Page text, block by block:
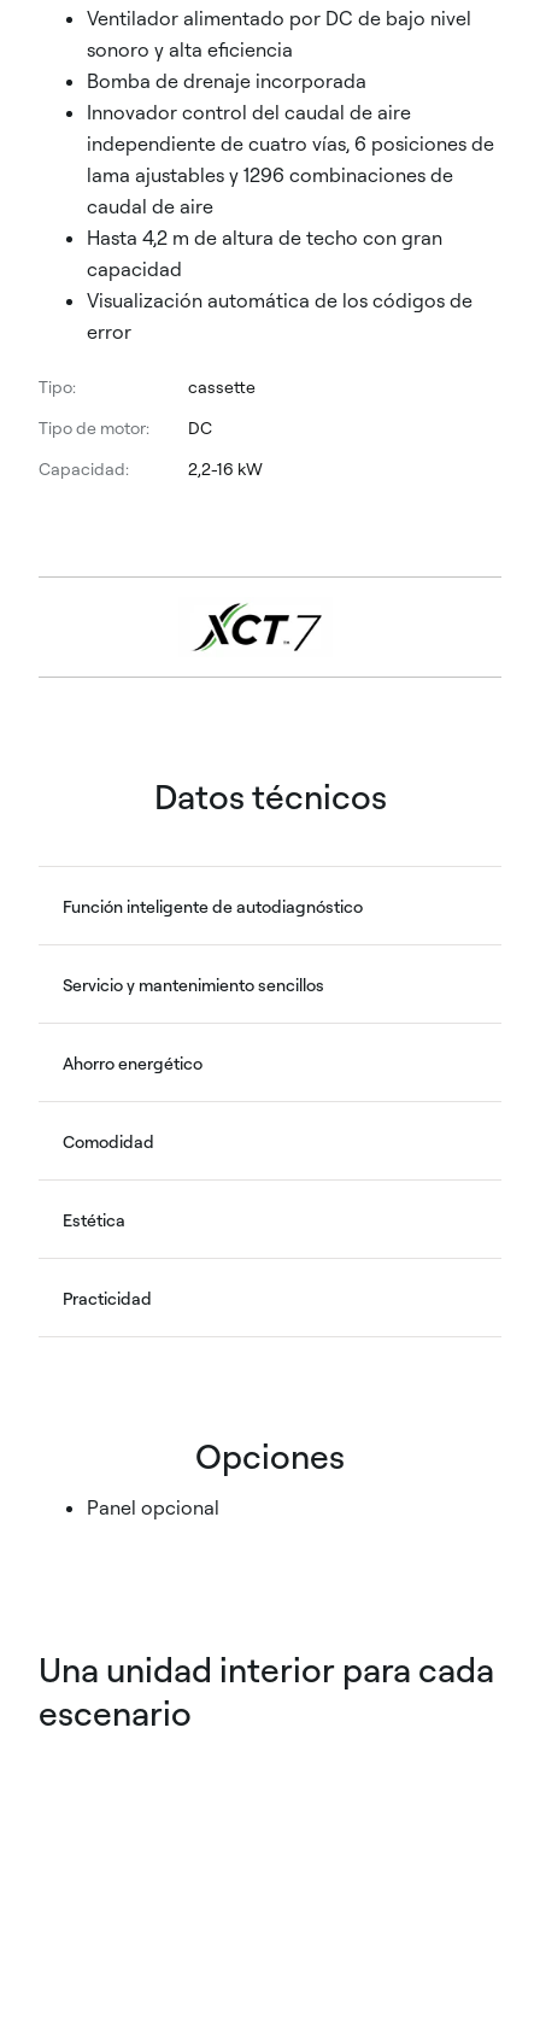
Ventilador alimentado por DC de bajo nivel
sonoro y alta eficiencia
Bomba de drenaje incorporada
Innovador control del caudal de aire
independiente de cuatro vías, 6 posiciones de
lama ajustables y 1296 combinaciones de
caudal de aire
Hasta 4,2 m de altura de techo con gran
capacidad
Visualización automática de los códigos de
error
Tipo:
cassette
Tipo de motor:
DC
Capacidad:
2,2-16 kW
Datos técnicos
Función inteligente de autodiagnóstico
Servicio y mantenimiento sencillos
Ahorro energético
Comodidad
Estética
Practicidad
Opciones
Panel opcional
Una unidad interior para cada
escenario